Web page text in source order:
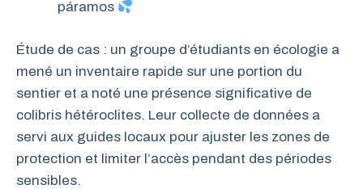
páramos
Étude de cas : un groupe d’étudiants en écologie a
mené un inventaire rapide sur une portion du
sentier et a noté une présence significative de
colibris hétéroclites. Leur collecte de données a
servi aux guides locaux pour ajuster les zones de
protection et limiter l’accès pendant des périodes
sensibles.